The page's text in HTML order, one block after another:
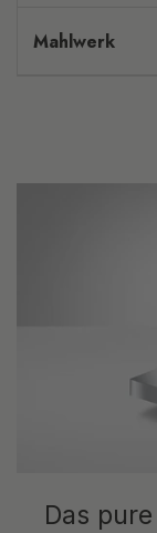
Mahlwerk
Das